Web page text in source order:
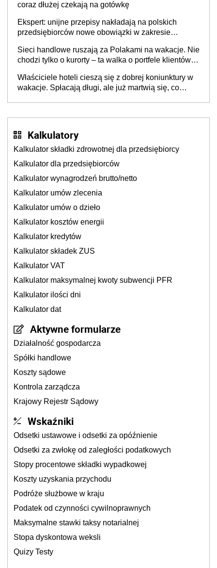
coraz dłużej czekają na gotówkę
Ekspert: unijne przepisy nakładają na polskich
przedsiębiorców nowe obowiązki w zakresie
Sieci handlowe ruszają za Polakami na wakacje. Nie
chodzi tylko o kurorty – ta walka o portfele klientów
cichu
Właściciele hoteli cieszą się z dobrej koniunktury w
wakacje. Spłacają długi, ale już martwią się, co
Kalkulatory
Kalkulator składki zdrowotnej dla przedsiębiorcy
Kalkulator dla przedsiębiorców
Kalkulator wynagrodzeń brutto/netto
Kalkulator umów zlecenia
Kalkulator umów o dzieło
Kalkulator kosztów energii
Kalkulator kredytów
Kalkulator składek ZUS
Kalkulator VAT
Kalkulator maksymalnej kwoty subwencji PFR
Kalkulator ilości dni
Kalkulator dat
Aktywne formularze
Działalność gospodarcza
Spółki handlowe
Koszty sądowe
Kontrola zarządcza
Krajowy Rejestr Sądowy
Wskaźniki
Odsetki ustawowe i odsetki za opóźnienie
Odsetki za zwłokę od zaległości podatkowych
Stopy procentowe składki wypadkowej
Koszty uzyskania przychodu
Podróże służbowe w kraju
Podatek od czynności cywilnoprawnych
Maksymalne stawki taksy notarialnej
Stopa dyskontowa weksli
Quizy Testy